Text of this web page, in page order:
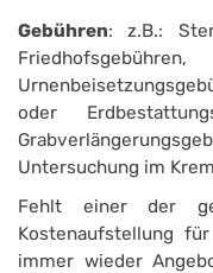
Gebühren: z.B.:
oder
Untersuchung im
Fehlt einer der
Kostenaufstellung
immer wieder